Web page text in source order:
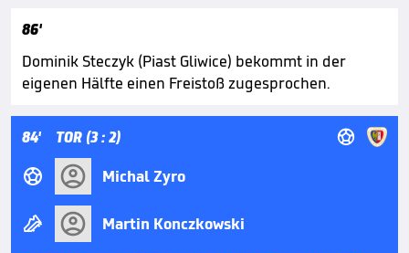
86'
Dominik Steczyk (Piast Gliwice) bekommt in der
eigenen Hälfte einen Freistoß zugesprochen.
84' TOR (3 : 2) 
 Michal Zyro

Martin Konczkowski